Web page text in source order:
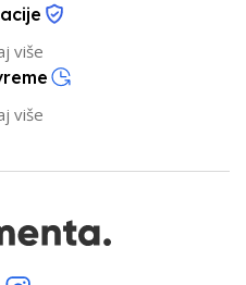
više
više